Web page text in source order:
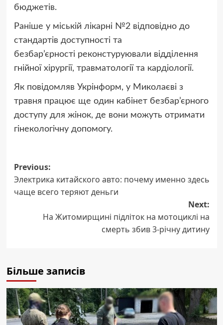
бюджетів.
Раніше у міській лікарні №2 відповідно до
стандартів доступності та
безбар’єрності реконстуруювали відділення
гнійної хірургії, травматології та кардіології.
Як повідомляв Укрінформ, у Миколаєві з
травня працює ще один кабінет безбар’єрного
доступу для жінок, де вони можуть отримати
гінекологічну допомогу.
Post
navigation
Previous:
Электрика китайского авто: почему именно здесь
чаще всего теряют деньги
Next:
На Житомирщині підліток на мотоциклі на
смерть збив 3-річну дитину
Більше записів